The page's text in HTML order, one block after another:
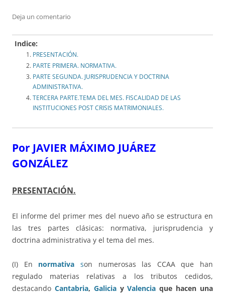
Deja un comentario
Indice:
PRESENTACIÓN.
PARTE PRIMERA. NORMATIVA.
PARTE SEGUNDA. JURISPRUDENCIA Y DOCTRINA
ADMINISTRATIVA.
TERCERA PARTE.TEMA DEL MES. FISCALIDAD DE LAS
INSTITUCIONES POST CRISIS MATRIMONIALES.
Por JAVIER MÁXIMO JUÁREZ
GONZÁLEZ
PRESENTACIÓN.
El informe del primer mes del nuevo año se estructura en
las tres partes clásicas: normativa, jurisprudencia y
doctrina administrativa y el tema del mes.
(I) En normativa son numerosas las CCAA que han
regulado materias relativas a los tributos cedidos,
destacando Cantabria, GaliciayValencia que hacen una